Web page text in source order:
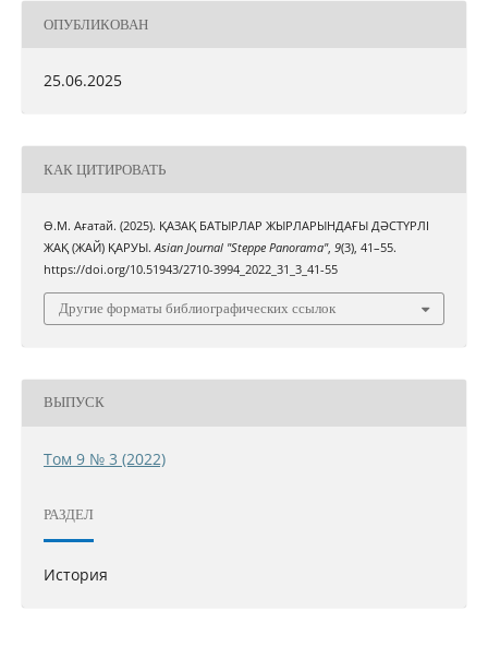
ОПУБЛИКОВАН
25.06.2025
КАК ЦИТИРОВАТЬ
Ө.М. Ағатай. (2025). ҚАЗАҚ БАТЫРЛАР ЖЫРЛАРЫНДАҒЫ ДӘСТҮРЛІ
ЖАҚ (ЖАЙ) ҚАРУЫ.Asian Journal "Steppe Panorama", 9(3), 41–55.
https://doi.org/10.51943/2710-3994_2022_31_3_41-55
Другие форматы библиографических ссылок
ВЫПУСК
Том 9 № 3 (2022)
РАЗДЕЛ
История